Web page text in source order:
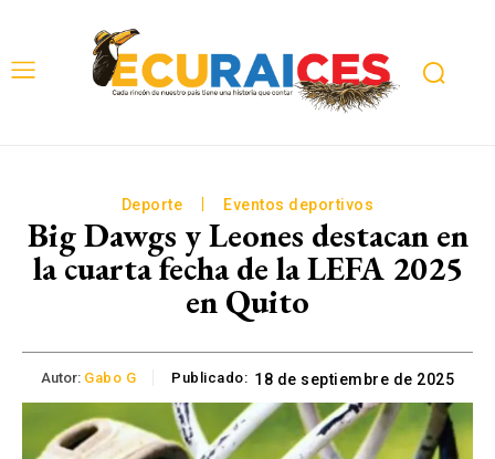
Deporte Eventos deportivos
Big Dawgs y Leones destacan en
la cuarta fecha de la LEFA 2025
en Quito
Autor: Gabo G Publicado: 18 de septiembre de 2025